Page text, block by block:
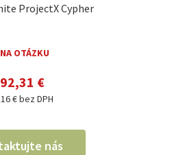
ProjectX Cypher
NA OTÁZKU
€
€ bez DPH
nás